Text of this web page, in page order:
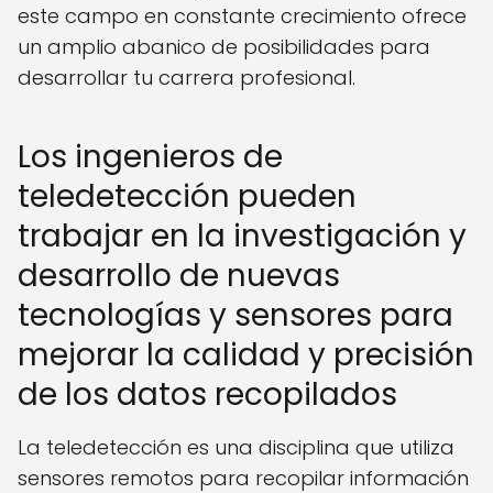
este campo en constante crecimiento ofrece
un amplio abanico de posibilidades para
desarrollar tu carrera profesional.
Los ingenieros de
teledetección pueden
trabajar en la investigación y
desarrollo de nuevas
tecnologías y sensores para
mejorar la calidad y precisión
de los datos recopilados
La teledetección es una disciplina que utiliza
sensores remotos para recopilar información